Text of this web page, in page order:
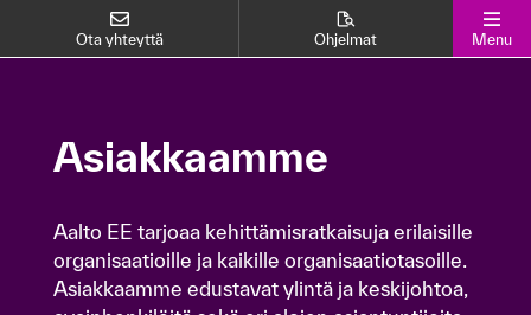
Ota yhteyttä Ohjelmat Menu
organisaatioille ja kaikille organisaatiotasoille.
Asiakkaamme edustavat ylintä ja keskijohtoa,
avainhenkilöitä sekä eri alojen asiantuntijoita.
Asiakkaamme
Aalto EE tarjoaa kehittämisratkaisuja erilaisille
organisaatioille ja kaikille organisaatiotasoille.
Asiakkaamme edustavat ylintä ja keskijohtoa,